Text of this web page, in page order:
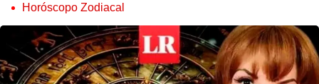
Horóscopo Zodiacal